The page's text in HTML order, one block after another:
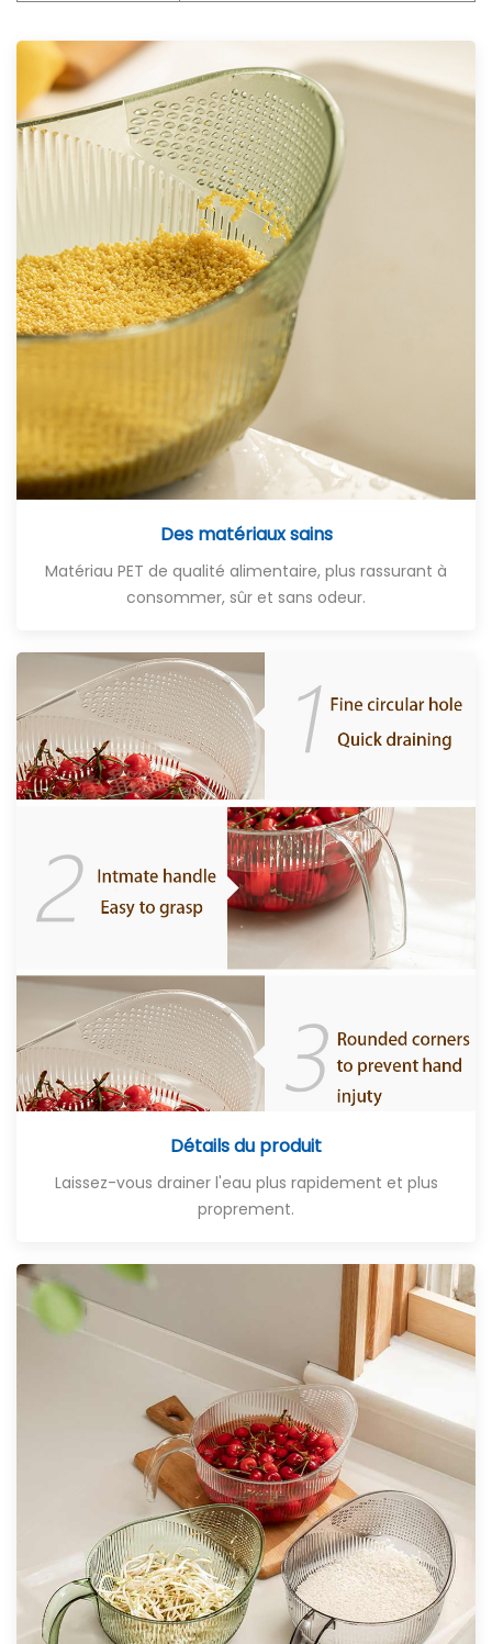
Des matériaux sains
Matériau PET de qualité alimentaire, plus rassurant à
consommer, sûr et sans odeur.
Détails du produit
Laissez-vous drainer l'eau plus rapidement et plus
proprement.